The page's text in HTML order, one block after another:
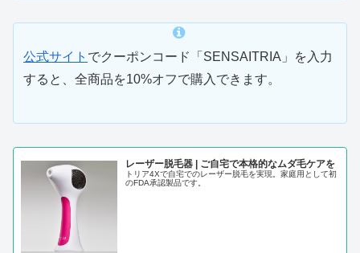
公式サイト でクーポンコード「SENSAITRIA」を入力
すると、全商品を10%オフで購入できます。
レーザー脱毛器 | ご自宅で本格的なムダ毛ケアを
トリア4Xで自宅でのレーザー脱毛を実現。家庭用として初
のFDA承認製品です。